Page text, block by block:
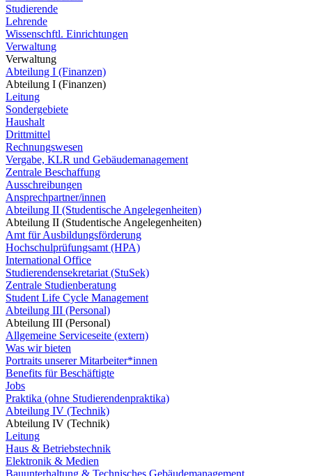
Studierende
Lehrende
Wissenschftl. Einrichtungen
Verwaltung
Verwaltung
Abteilung I (Finanzen)
Abteilung I (Finanzen)
Leitung
Sondergebiete
Haushalt
Drittmittel
Rechnungswesen
Vergabe, KLR und Gebäudemanagement
Zentrale Beschaffung
Ausschreibungen
Ansprechpartner/innen
Abteilung II (Studentische Angelegenheiten)
Abteilung II (Studentische Angelegenheiten)
Amt für Ausbildungsförderung
Hochschulprüfungsamt (HPA)
International Office
Studierendensekretariat (StuSek)
Zentrale Studienberatung
Student Life Cycle Management
Abteilung III (Personal)
Abteilung III (Personal)
Allgemeine Serviceseite (extern)
Was wir bieten
Portraits unserer Mitarbeiter*innen
Benefits für Beschäftigte
Jobs
Praktika (ohne Studierendenpraktika)
Abteilung IV (Technik)
Abteilung IV (Technik)
Leitung
Haus & Betriebstechnik
Elektronik & Medien
Bauunterhaltung & Technisches Gebäudemanagement